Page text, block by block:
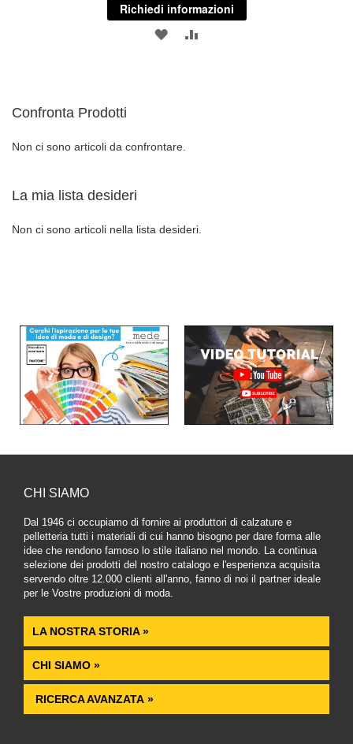
Richiedi informazioni
AGGIUNGI
Confronta Prodotti
Non ci sono articoli da confrontare.
La mia lista desideri
Non ci sono articoli nella lista desideri.
CHI SIAMO
Dal 1946 ci occupiamo di fornire ai produttori di calzature e
pelletteria tutti i materiali di cui hanno bisogno per dare forma alle
idee che rendono famoso lo stile italiano nel mondo. La continua
selezione dei prodotti del nostro catalogo e l'esperienza acquisita
servendo oltre 12.000 clienti all'anno, fanno di noi il partner ideale
per le Vostre produzioni di moda.
LA NOSTRA STORIA »
CHI SIAMO »
RICERCA AVANZATA »